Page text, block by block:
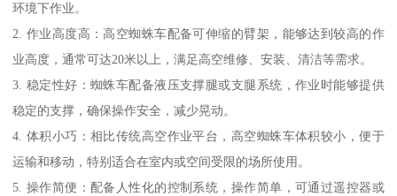
环境下作业。
2. 作业高度高：高空蜘蛛车配备可伸缩的臂架，能够达到较高的作
业高度，通常可达20米以上，满足高空维修、安装、清洁等需求。
3. 稳定性好：蜘蛛车配备液压支撑腿或支腿系统，作业时能够提供
稳定的支撑，确保操作安全，减少晃动。
4. 体积小巧：相比传统高空作业平台，高空蜘蛛车体积较小，便于
运输和移动，特别适合在室内或空间受限的场所使用。
5. 操作简便：配备人性化的控制系统，操作简单，可通过遥控器或